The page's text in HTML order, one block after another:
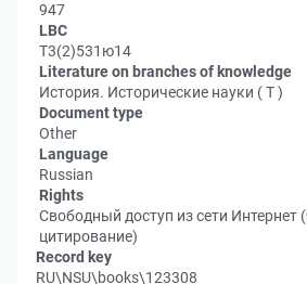
947
LBC
Т3(2)531ю14
Literature on branches of knowledge
История. Исторические науки ( Т )
Document type
Other
Language
Russian
Rights
Свободный доступ из сети Интернет
цитирование)
Record key
RU\NSU\books\123308